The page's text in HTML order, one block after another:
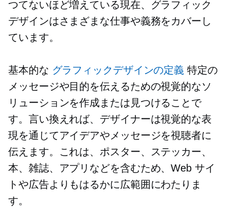
つてないほど増えている現在、グラフィック
デザインはさまざまな仕事や義務をカバーし
ています。
基本的な グラフィックデザインの定義 特定の
メッセージや目的を伝えるための視覚的なソ
リューションを作成または見つけることで
す。言い換えれば、デザイナーは視覚的な表
現を通じてアイデアやメッセージを視聴者に
伝えます。これは、ポスター、ステッカー、
本、雑誌、アプリなどを含むため、Web サイ
トや広告よりもはるかに広範囲にわたりま
す。